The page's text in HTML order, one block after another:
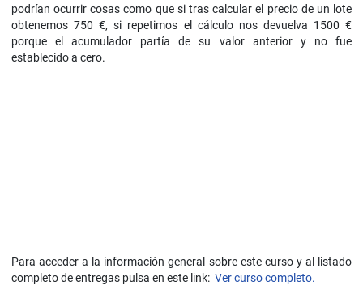
podrían ocurrir cosas como que si tras calcular el precio de un lote
obtenemos 750 €, si repetimos el cálculo nos devuelva 1500 €
porque el acumulador partía de su valor anterior y no fue
establecido a cero.
Para acceder a la información general sobre este curso y al listado
completo de entregas pulsa en este link: Ver curso completo.